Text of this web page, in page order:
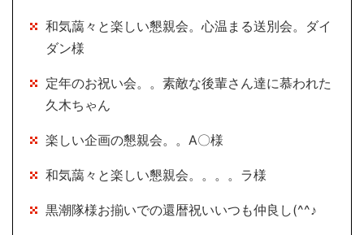
和気藹々と楽しい懇親会。心温まる送別会。ダイ
ダン様
定年のお祝い会。。素敵な後輩さん達に慕われた
久木ちゃん
楽しい企画の懇親会。。A〇様
和気藹々と楽しい懇親会。。。。ラ様
黒潮隊様お揃いでの還暦祝いいつも仲良し(^^♪